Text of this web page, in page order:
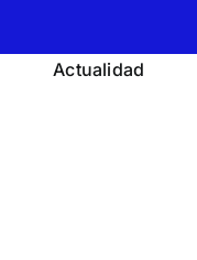
Actualidad